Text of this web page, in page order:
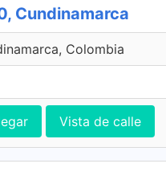
Cundinamarca
Colombia
Vista de calle